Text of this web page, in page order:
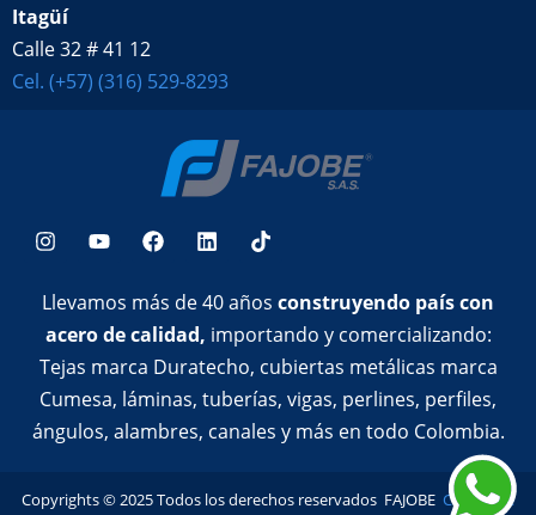
Itagüí
Calle 32 # 41 12
Cel. (+57) (316) 529-8293
Llevamos más de 40 años construyendo país con
acero de calidad, importando y comercializando:
Tejas marca Duratecho, cubiertas metálicas marca
Cumesa, láminas, tuberías, vigas, perlines, perfiles,
ángulos, alambres, canales y más en todo Colombia.
Copyrights © 2025 Todos los derechos reservados FAJOBE Código de